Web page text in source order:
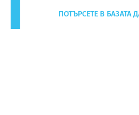
ПОТЪРСЕТЕ В БАЗАТА